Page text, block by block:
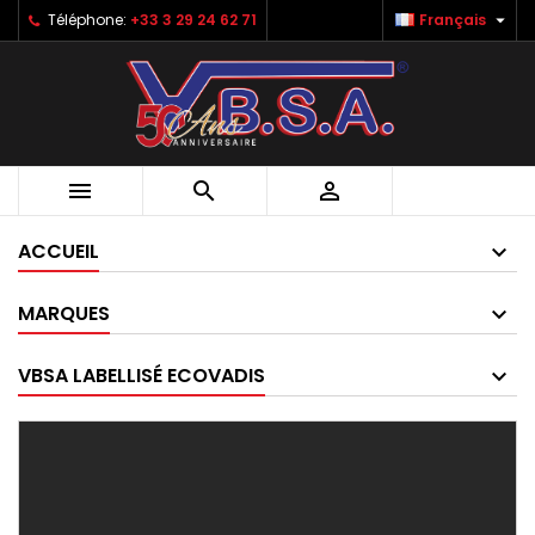
Téléphone: +33 3 29 24 62 71 Français 
  
ACCUEIL
MARQUES
VBSA LABELLISÉ ECOVADIS